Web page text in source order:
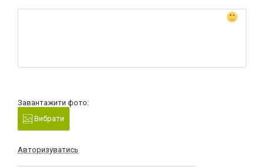
Завантажити фото:
Вибрати
Авторизуватись